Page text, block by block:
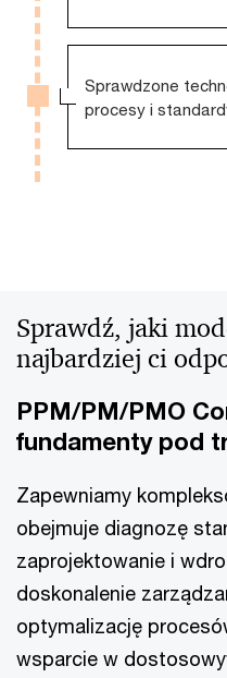
Sprawdzone
procesy i
Sprawdź, jaki
najbardziej ci
PPM/PM/PMO
fundamenty pod
Zapewniamy
obejmuje diagnozę
zaprojektowanie i
doskonalenie
optymalizację
wsparcie w